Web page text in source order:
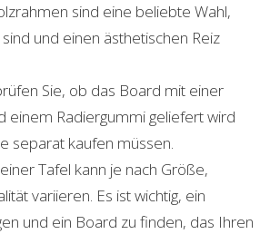
sind eine beliebte Wahl,
und einen ästhetischen Reiz
Sie, ob das Board mit einer
einem Radiergummi geliefert wird
separat kaufen müssen.
Tafel kann je nach Größe,
variieren. Es ist wichtig, ein
und ein Board zu finden, das Ihren